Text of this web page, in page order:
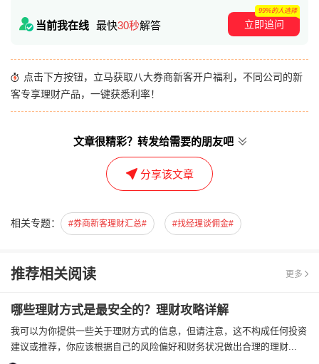
当前我在线 最快30秒解答 立即追问
99%的人选择
点击下方按钮，立马获取八大券商新客开户福利，不同公司的新
客专享理财产品，一键获悉利率！
文章很精彩？转发给需要的朋友吧
分享该文章
相关专题： #券商新客理财汇总# #找经理谈佣金#
推荐相关阅读 更多
哪些理财方式是最安全的？理财攻略详解
我可以为你提供一些关于理财方式的信息，但请注意，这不构成任何投资
建议或推荐，你应该根据自己的风险偏好和财务状况做出合理的理财...